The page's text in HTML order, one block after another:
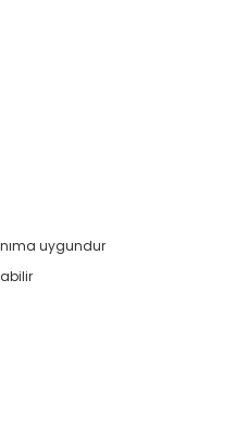
uygundur